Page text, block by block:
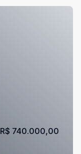
R$ 740.000,00